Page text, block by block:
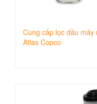
Cung cấp lọc dầu máy
Atlas Copco